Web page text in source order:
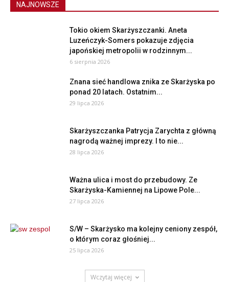
NAJNOWSZE
Tokio okiem Skarżyszczanki. Aneta
Luzeńczyk-Somers pokazuje zdjęcia
japońskiej metropolii w rodzinnym...
6 sierpnia 2026
Znana sieć handlowa znika ze Skarżyska po
ponad 20 latach. Ostatnim...
29 lipca 2026
Skarżyszczanka Patrycja Zarychta z główną
nagrodą ważnej imprezy. I to nie...
28 lipca 2026
Ważna ulica i most do przebudowy. Ze
Skarżyska-Kamiennej na Lipowe Pole...
27 lipca 2026
S/W – Skarżysko ma kolejny ceniony zespół,
o którym coraz głośniej...
25 lipca 2026
Wczytaj więcej